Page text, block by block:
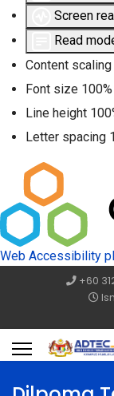
Screen
Read
Content scaling
Font size 100%
Line height 100
Letter spacing
Web Accessibility
+60